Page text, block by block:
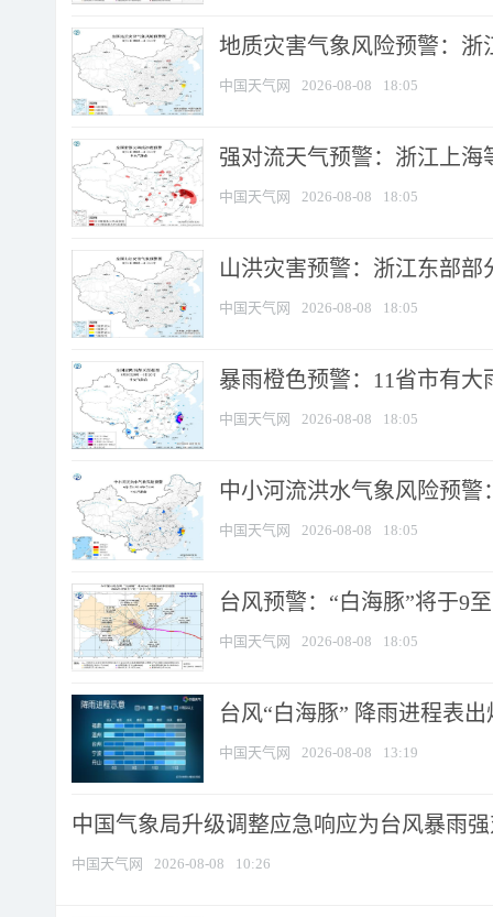
地质灾害气象风险预警：
中国天气网 2026-08-08 18:05
强对流天气预警：浙江上海
中国天气网 2026-08-08 18:05
山洪灾害预警：浙江东部
中国天气网 2026-08-08 18:05
暴雨橙色预警：11省市有
中国天气网 2026-08-08 18:05
中小河流洪水气象风险预
中国天气网 2026-08-08 18:05
台风预警：“白海豚”将于9
中国天气网 2026-08-08 18:05
台风“白海豚” 降雨进程表
中国天气网 2026-08-08 13:19
中国气象局升级调整应急响应为台风暴雨
中国天气网 2026-08-08 10:26